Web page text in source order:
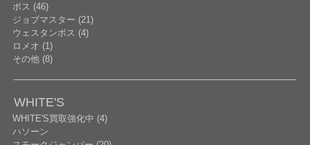
ボス (46)
ジョブマスター (21)
ウェスタンボス (4)
ロメオ (1)
その他 (8)
WHITE'S
WHITE'S買取強化中 (4)
ハソーン